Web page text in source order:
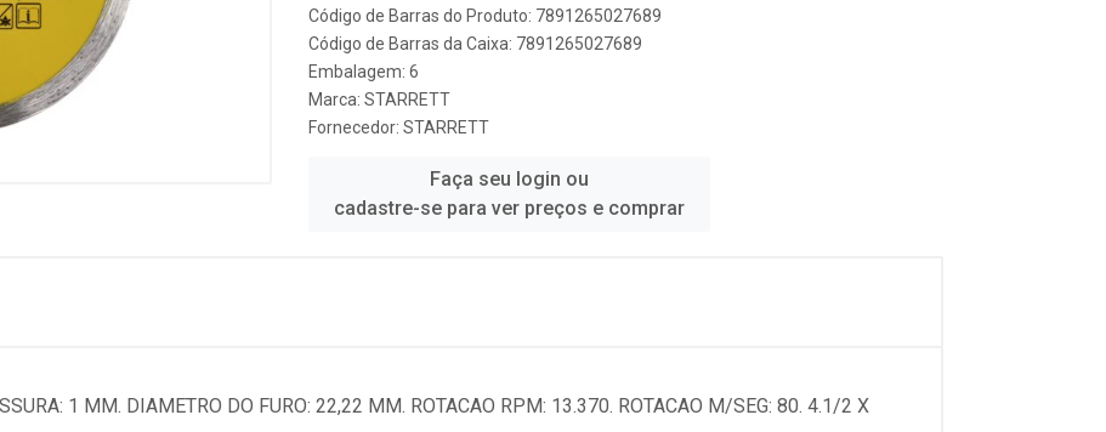
Código de Barras do Produto: 7891265027689
Código de Barras da Caixa: 7891265027689
Embalagem: 6
Marca: STARRETT
Fornecedor: STARRETT
Faça seu login ou
cadastre-se para ver preços e comprar
1 MM. DIAMETRO DO FURO: 22,22 MM. ROTACAO RPM: 13.370. ROTACAO M/SEG: 80. 4.1/2 X